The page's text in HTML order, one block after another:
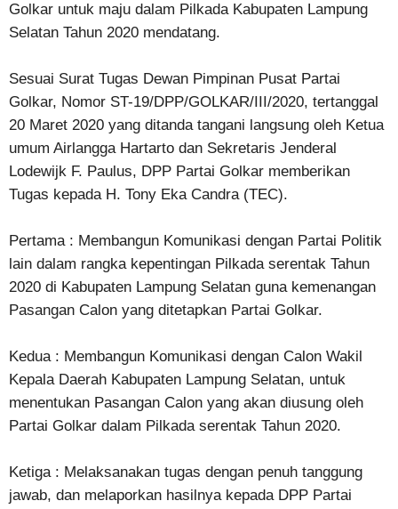
Golkar untuk maju dalam Pilkada Kabupaten Lampung
Selatan Tahun 2020 mendatang.
Sesuai Surat Tugas Dewan Pimpinan Pusat Partai
Golkar, Nomor ST-19/DPP/GOLKAR/III/2020, tertanggal
20 Maret 2020 yang ditanda tangani langsung oleh Ketua
umum Airlangga Hartarto dan Sekretaris Jenderal
Lodewijk F. Paulus, DPP Partai Golkar memberikan
Tugas kepada H. Tony Eka Candra (TEC).
Pertama : Membangun Komunikasi dengan Partai Politik
lain dalam rangka kepentingan Pilkada serentak Tahun
2020 di Kabupaten Lampung Selatan guna kemenangan
Pasangan Calon yang ditetapkan Partai Golkar.
Kedua : Membangun Komunikasi dengan Calon Wakil
Kepala Daerah Kabupaten Lampung Selatan, untuk
menentukan Pasangan Calon yang akan diusung oleh
Partai Golkar dalam Pilkada serentak Tahun 2020.
Ketiga : Melaksanakan tugas dengan penuh tanggung
jawab, dan melaporkan hasilnya kepada DPP Partai